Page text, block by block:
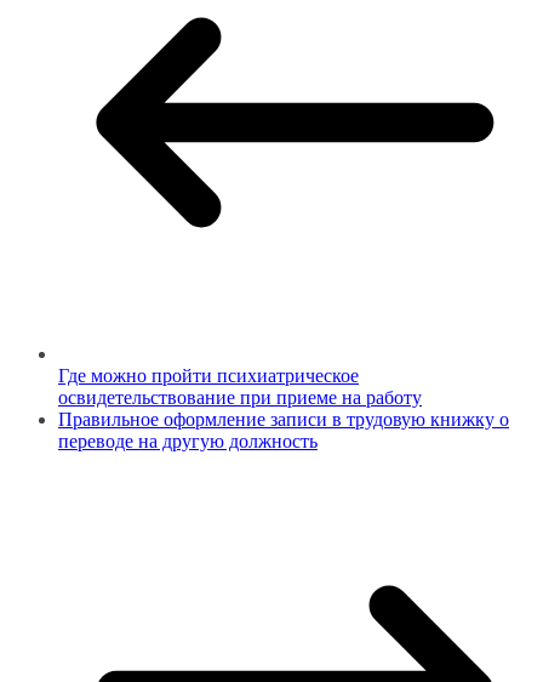
Где можно пройти психиатрическое
освидетельствование при приеме на работу
Правильное оформление записи в трудовую книжку о
переводе на другую должность